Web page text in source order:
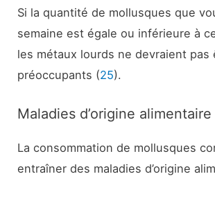
Si la quantité de mollusques que
semaine est égale ou inférieure à
les métaux lourds ne devraient pas
préoccupants (25).
Maladies d’origine alimentaire
La consommation de mollusques
entraîner des maladies d’origine